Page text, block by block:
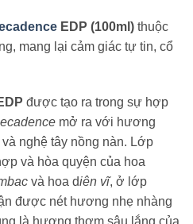
EDP (100ml) thuộc
mang lại cảm giác tự tin, cổ
được tạo ra trong sự hợp
mở ra với hương
nghệ tây nồng nàn. Lớp
và hòa quyện của hoa
và hoa diên vĩ, ở lớp
được nét hương nhẹ nhàng